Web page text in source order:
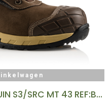
TRADEZ MIDDELHOOG BRUIN S3/SRC MT 43 REF:BLITZBR-43 BUCKBOOTZ